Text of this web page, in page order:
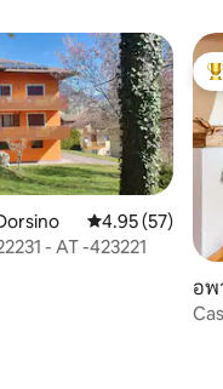
คะแนนเฉลี่ย
4.95 (57)
- AT -423221
โ
อพ